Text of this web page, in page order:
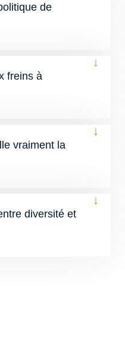
de
freins à
↓
vraiment la
↓
diversité et
↓